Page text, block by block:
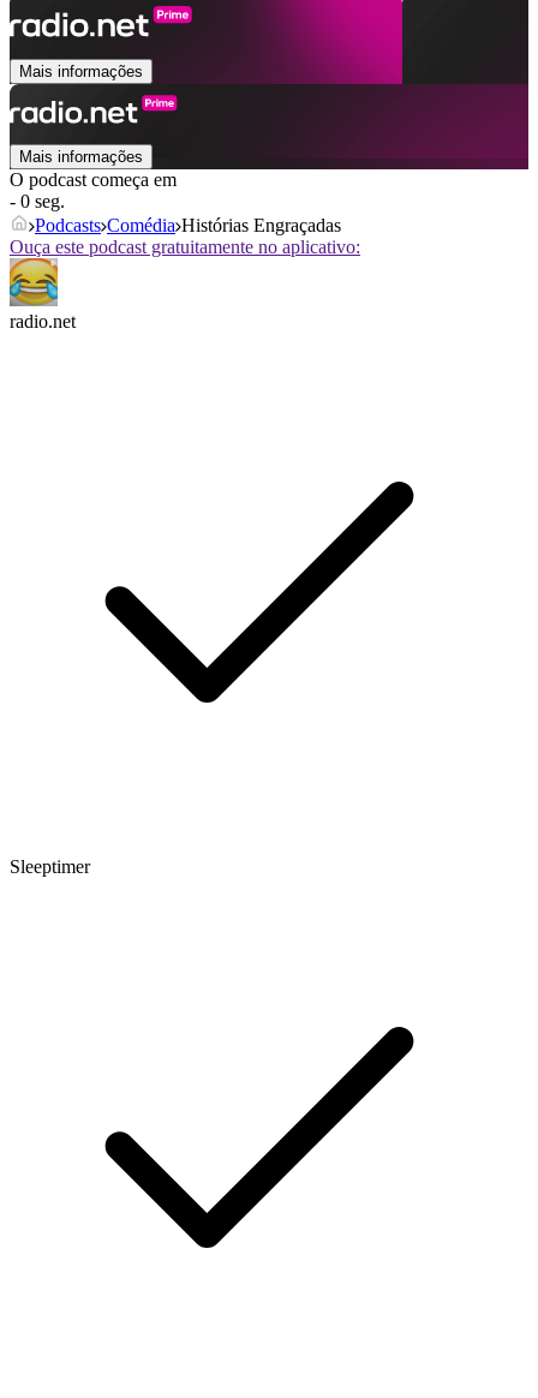
Mais informações
Mais informações
O podcast começa em
- 0 seg.
Podcasts Comédia Histórias Engraçadas
Ouça este podcast gratuitamente no aplicativo:
radio.net
Sleeptimer